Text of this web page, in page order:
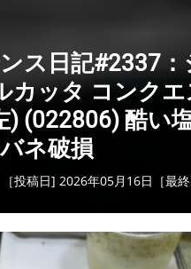
ス日記#2337：
カッタ コンクエ
) (022806) 酷い
ネ破損
［投稿日] 2026年05月16日［最